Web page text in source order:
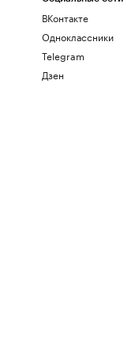
ВКонтакте
Одноклассники
Telegram
Дзен